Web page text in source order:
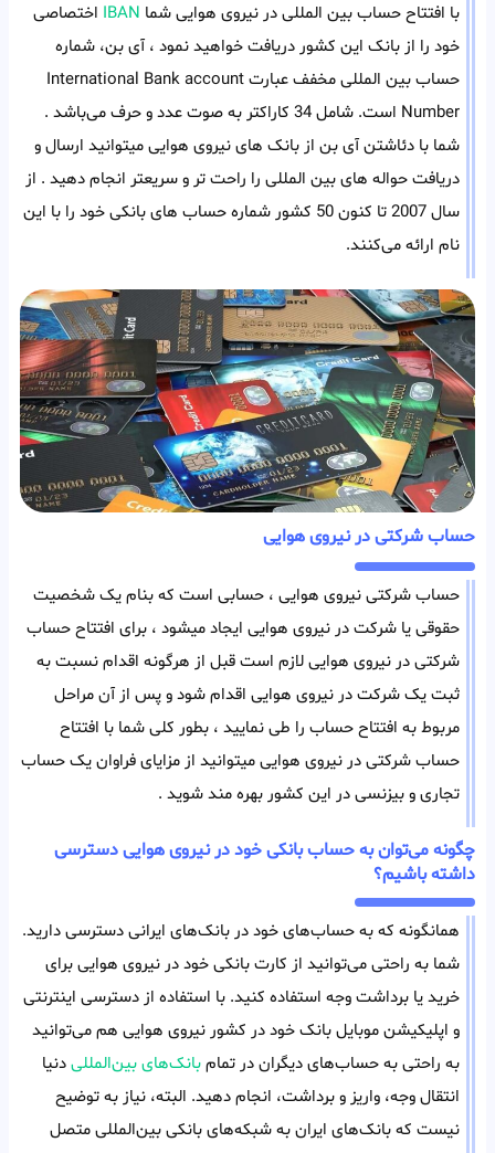
با افتتاح حساب بین المللی در نیروی هوایی شما IBAN اختصاصی
خود را از بانک این کشور دریافت خواهید نمود ، آی بن، شماره
حساب بین المللی مخفف عبارت International Bank account
Number است. شامل 34 کاراکتر به صوت عدد و حرف می‌باشد .
شما با دئاشتن آی بن از بانک های نیروی هوایی میتوانید ارسال و
دریافت حواله های بین المللی را راحت تر و سریعتر انجام دهید . از
سال 2007 تا کنون 50 کشور شماره حساب های بانکی خود را با این
نام ارائه می‌کنند.
حساب شرکتی در نیروی هوایی
حساب شرکتی نیروی هوایی ، حسابی است که بنام یک شخصیت
حقوقی یا شرکت در نیروی هوایی ایجاد میشود ، برای افتتاح حساب
شرکتی در نیروی هوایی لازم است قبل از هرگونه اقدام نسبت به
ثبت یک شرکت در نیروی هوایی اقدام شود و پس از آن مراحل
مربوط به افتتاح حساب را طی نمایید ، بطور کلی شما با افتتاح
حساب شرکتی در نیروی هوایی میتوانید از مزایای فراوان یک حساب
تجاری و بیزنسی در این کشور بهره مند شوید .
چگونه می‌توان به حساب بانکی خود در نیروی هوایی دسترسی
داشته باشیم؟
همانگونه که به حساب‌های خود در بانک‌های ایرانی دسترسی دارید.
شما به راحتی می‌توانید از کارت بانکی خود در نیروی هوایی برای
خرید یا برداشت وجه استفاده کنید. با استفاده از دسترسی اینترنتی
و اپلیکیشن موبایل بانک خود در کشور نیروی هوایی هم می‌توانید
به راحتی به حساب‌های دیگران در تمامبانک‌های بین‌المللیدنیا
انتقال وجه، واریز و برداشت، انجام دهید. البته، نیاز به توضیح
نیست که بانک‌های ایران به شبکه‌های بانکی بین‌المللی متصل